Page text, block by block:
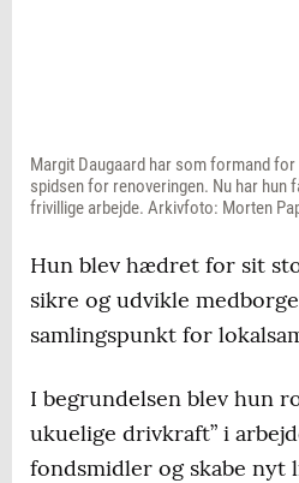
Margit Daugaard har som formand
spidsen for renoveringen. Nu har hun
frivillige arbejde. Arkivfoto: Morten
Hun blev hædret for sit
sikre og udvikle
samlingspunkt for
I begrundelsen blev hun
ukuelige drivkraft” i
fondsmidler og skabe nyt